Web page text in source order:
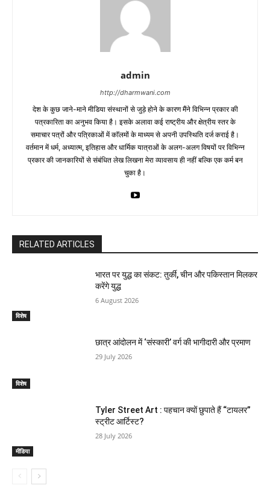
admin
http://dharmwani.com
देश के कुछ जाने-माने मीडिया संस्थानों से जुड़े होने के कारण मैंने विभिन्न प्रकार की
पत्रकारिता का अनुभव किया है। इसके अलावा कई राष्ट्रीय और क्षेत्रीय स्तर के
समाचार पत्रों और पत्रिकाओं में काॅलमों के माध्यम से अपनी उपस्थिति दर्ज कराई है।
वर्तमान में धर्म, अध्यात्म, इतिहास और धार्मिक यात्राओं के अलग-अलग विषयों पर विभिन्न
प्रकार की जानकारियों से संबंधित लेख लिखना मेरा व्यावसाय ही नहीं बल्कि एक कर्म बन
चुका है।
RELATED ARTICLES
विशेष
भारत पर युद्ध का संकट: तुर्की, चीन और पकिस्तान मिलकर
करेंगे युद्ध
6 August 2026
विशेष
छात्र आंदोलन में ‘संस्कारी’ वर्ग की भागीदारी और प्रमाण
29 July 2026
मीडिया
Tyler Street Art : पहचान क्यों छुपाते हैं “टायलर”
स्ट्रीट आर्टिस्ट?
28 July 2026